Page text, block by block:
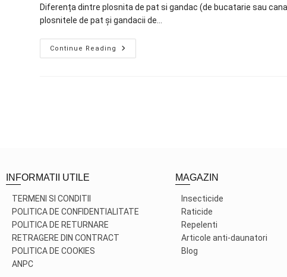
Diferența dintre plosnita de pat si gandac (de bucatarie sau
plosnitele de pat și gandacii de…
Continue Reading
INFORMATII UTILE
TERMENI SI CONDITII
POLITICA DE CONFIDENTIALITATE
POLITICA DE RETURNARE
RETRAGERE DIN CONTRACT
POLITICA DE COOKIES
ANPC
MAGAZIN
Insecticide
Raticide
Repelenti
Articole anti-daunatori
Blog